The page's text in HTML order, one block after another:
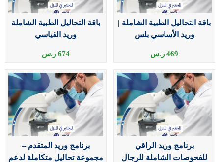
باقة التحاليل الطبية الشاملة |
وريد الأساسي بلس
469 ر.س
باقة التحاليل الطبية الشاملة
وريد القياسي
674 ر.س
برنامج وريد الراقي
للفحوصات الشاملة للرجال
برنامج وريد المتقدم –
مجموعة تحاليل متكاملة لدعم